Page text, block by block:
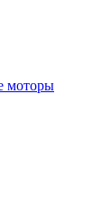
моторы